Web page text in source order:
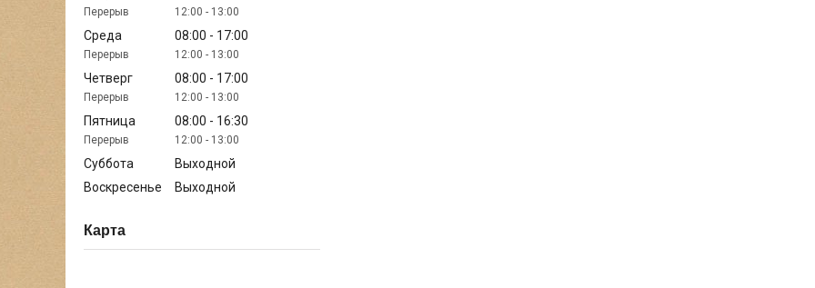
12:00 13:00
Среда 08:00 17:00
12:00 13:00
Четверг 08:00 17:00
12:00 13:00
Пятница 08:00 16:30
12:00 13:00
Суббота
Выходной
Воскресенье
Выходной
Карта